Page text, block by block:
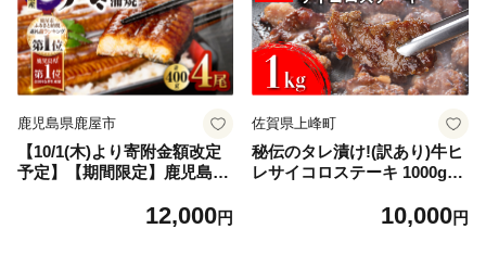
鹿児島県鹿屋市
【10/1(木)より寄附金額改定
予定】【期間限定】鹿児島県
12,000円
佐賀県上峰町
秘伝のタレ漬け!(訳あり)牛ヒ
レサイコロステーキ 1000g
10,000円